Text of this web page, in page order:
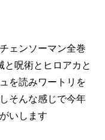
ェンソーマン全巻
と呪術とヒロアカと
を読みワートリを
そんな感じで今年
いします